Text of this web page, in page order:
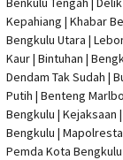
Kepahiang | Khabar
Bengkulu Utara |
Kaur | Bintuhan |
Dendam Tak Sudah |
Putih | Benteng
Bengkulu | Kejaksaan
Bengkulu |
Pemda Kota